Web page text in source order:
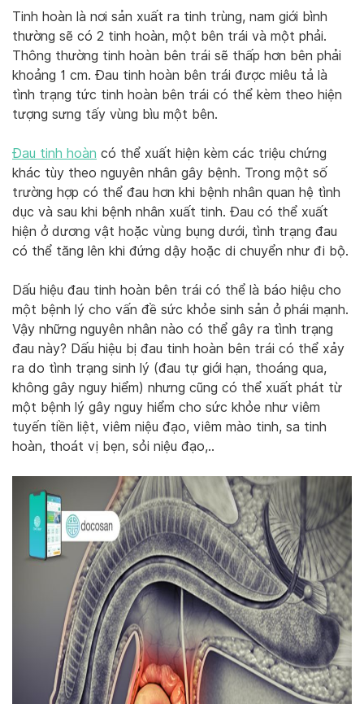
Tinh hoàn là nơi sản xuất ra tinh trùng, nam giới bình
thường sẽ có 2 tinh hoàn, một bên trái và một phải.
Thông thường tinh hoàn bên trái sẽ thấp hơn bên phải
khoảng 1 cm. Đau tinh hoàn bên trái được miêu tả là
tình trạng tức tinh hoàn bên trái có thể kèm theo hiện
tượng sưng tấy vùng bìu một bên.
Đau tinh hoàn có thể xuất hiện kèm các triệu chứng
khác tùy theo nguyên nhân gây bệnh. Trong một số
trường hợp có thể đau hơn khi bệnh nhân quan hệ tình
dục và sau khi bệnh nhân xuất tinh. Đau có thể xuất
hiện ở dương vật hoặc vùng bụng dưới, tình trạng đau
có thể tăng lên khi đứng dậy hoặc di chuyển như đi bộ.
Dấu hiệu đau tinh hoàn bên trái có thể là báo hiệu cho
một bệnh lý cho vấn đề sức khỏe sinh sản ở phái mạnh.
Vậy những nguyên nhân nào có thể gây ra tình trạng
đau này? Dấu hiệu bị đau tinh hoàn bên trái có thể xảy
ra do tình trạng sinh lý (đau tự giới hạn, thoáng qua,
không gây nguy hiểm) nhưng cũng có thể xuất phát từ
một bệnh lý gây nguy hiểm cho sức khỏe như viêm
tuyến tiền liệt, viêm niệu đạo, viêm mào tinh, sa tinh
hoàn, thoát vị bẹn, sỏi niệu đạo,..